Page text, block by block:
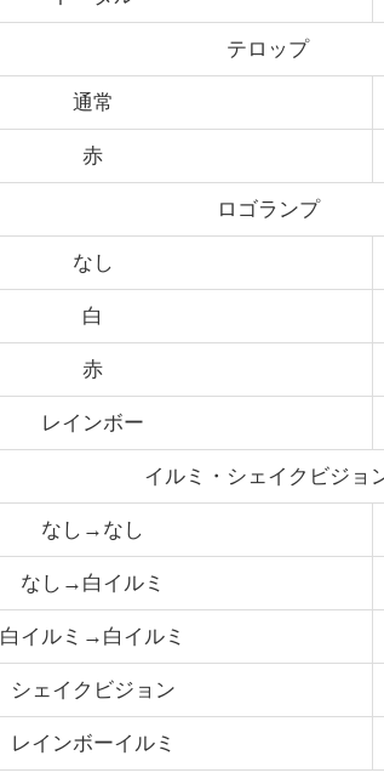
テロップ
通常
赤
ロゴランプ
なし
白
赤
レインボー
イルミ・シェイクビジョ
なし→なし
なし→白イルミ
白イルミ→白イルミ
シェイクビジョン
レインボーイルミ